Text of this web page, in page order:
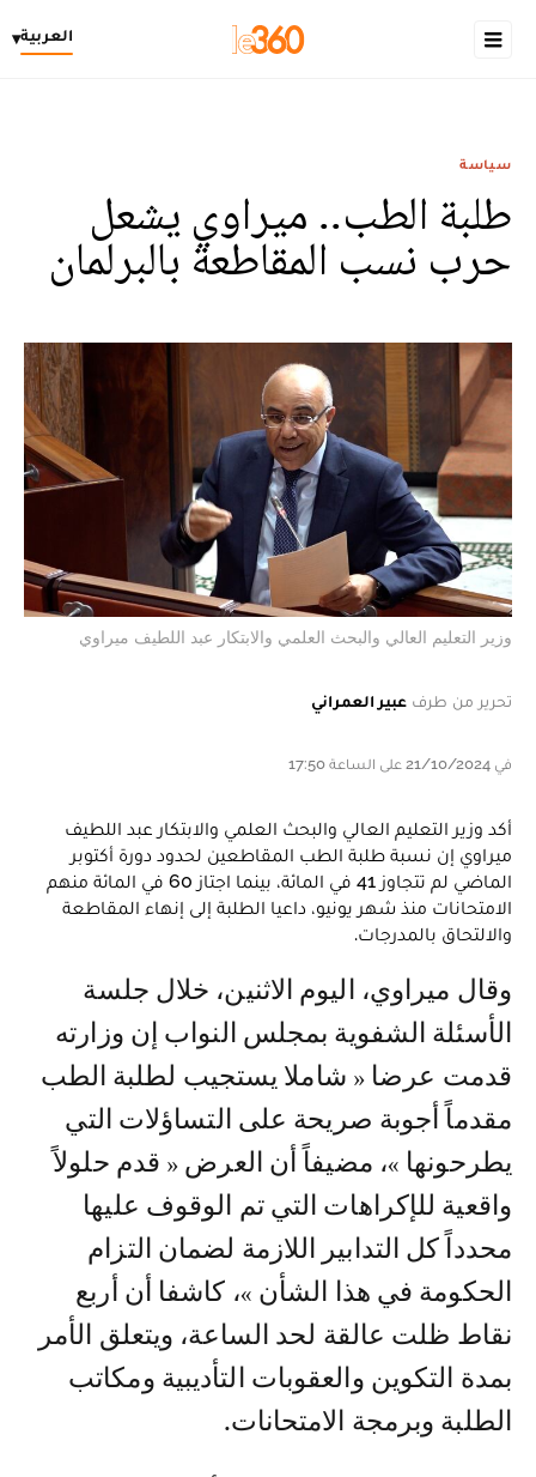
العربية▾
سياسة
طلبة الطب.. ميراوي يشعل
حرب نسب المقاطعة بالبرلمان
وزير التعليم العالي والبحث العلمي والابتكار عبد اللطيف ميراوي
تحرير من طرف عبير العمراني
في 21/10/2024 على الساعة 17:50
أكد وزير التعليم العالي والبحث العلمي والابتكار عبد اللطيف
ميراوي إن نسبة طلبة الطب المقاطعين لحدود دورة أكتوبر
الماضي لم تتجاوز 41 في المائة، بينما اجتاز 60 في المائة منهم
الامتحانات منذ شهر يونيو، داعيا الطلبة إلى إنهاء المقاطعة
والالتحاق بالمدرجات.
وقال ميراوي، اليوم الاثنين، خلال جلسة
الأسئلة الشفوية بمجلس النواب إن وزارته
قدمت عرضا « شاملا يستجيب لطلبة الطب
مقدماً أجوبة صريحة على التساؤلات التي
يطرحونها »، مضيفاً أن العرض « قدم حلولاً
واقعية للإكراهات التي تم الوقوف عليها
محدداً كل التدابير اللازمة لضمان التزام
الحكومة في هذا الشأن »، كاشفا أن أربع
نقاط ظلت عالقة لحد الساعة، ويتعلق الأمر
بمدة التكوين والعقوبات التأديبية ومكاتب
الطلبة وبرمجة الامتحانات.